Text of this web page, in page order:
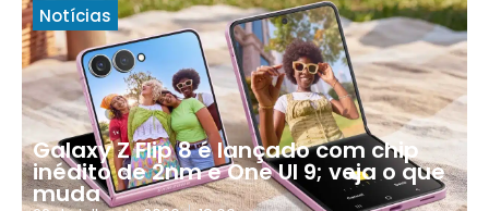
Notícias
Galaxy Z Flip 8 é lançado com chip
inédito de 2nm e One UI 9; veja o que
muda